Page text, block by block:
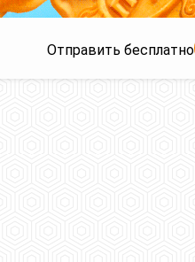
Отправить бесплатно